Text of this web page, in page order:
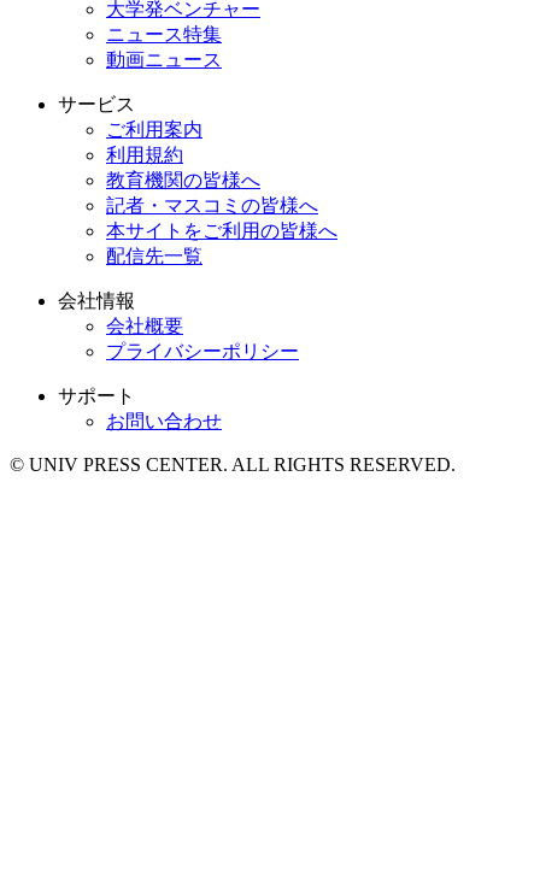
大学発ベンチャー
ニュース特集
動画ニュース
サービス
ご利用案内
利用規約
教育機関の皆様へ
記者・マスコミの皆様へ
本サイトをご利用の皆様へ
配信先一覧
会社情報
会社概要
プライバシーポリシー
サポート
お問い合わせ
© UNIV PRESS CENTER. ALL RIGHTS RESERVED.